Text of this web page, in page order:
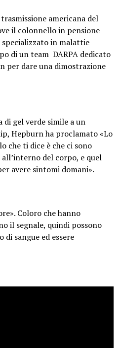
americana del
il colonnello in pensione
in malattie
di un team DARPA dedicato
per dare una dimostrazione
di gel verde simile a un
Hepburn ha proclamato «Lo
che ti dice è che ci sono
del corpo, e quel
avere sintomi domani».
Coloro che hanno
il segnale, quindi possono
sangue ed essere